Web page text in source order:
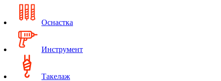
Оснастка
Инструмент
Такелаж